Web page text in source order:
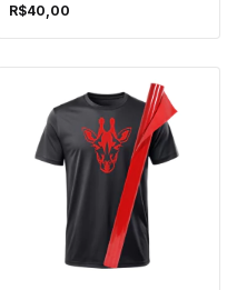
R$40,00